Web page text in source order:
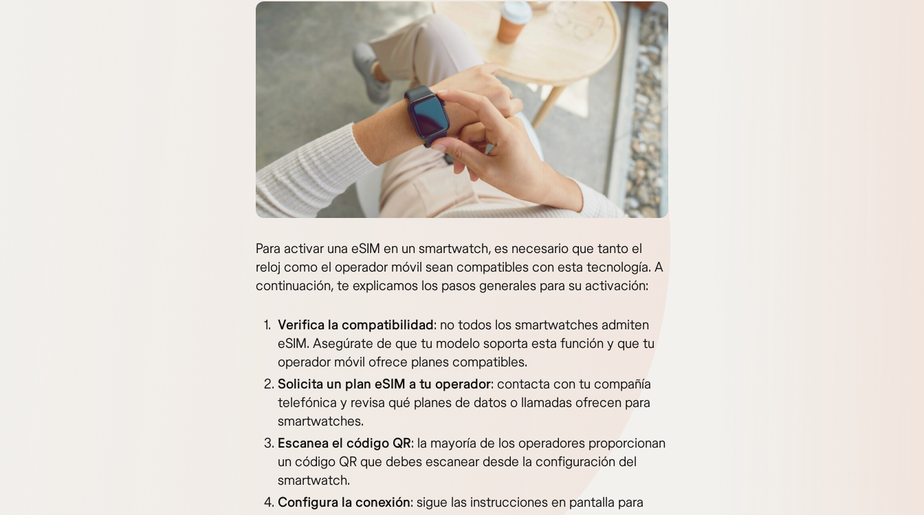
Para activar una eSIM en un smartwatch, es necesario que tanto el
reloj como el operador móvil sean compatibles con esta tecnología. A
continuación, te explicamos los pasos generales para su activación:
Verifica la compatibilidad: no todos los smartwatches admiten
eSIM. Asegúrate de que tu modelo soporta esta función y que tu
operador móvil ofrece planes compatibles.
Solicita un plan eSIM a tu operador: contacta con tu compañía
telefónica y revisa qué planes de datos o llamadas ofrecen para
smartwatches.
Escanea el código QR: la mayoría de los operadores proporcionan
un código QR que debes escanear desde la configuración del
smartwatch.
Configura la conexión: sigue las instrucciones en pantalla para